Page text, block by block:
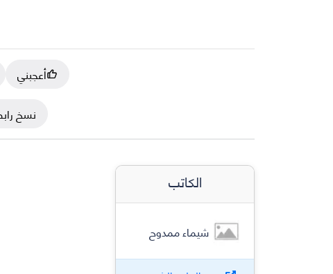
أعجبني
نسخ
الكاتب
شيماء ممدوح